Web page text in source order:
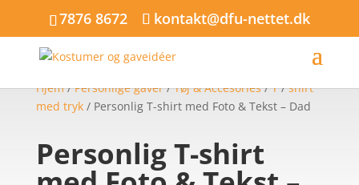
7876 8672 kontakt@dfu-nettet.dk
Hjem/Personlige gaver/Tøj & Accesories/T/shirt
med tryk/ Personlig T-shirt med Foto & Tekst – Dad
Personlig T-shirt